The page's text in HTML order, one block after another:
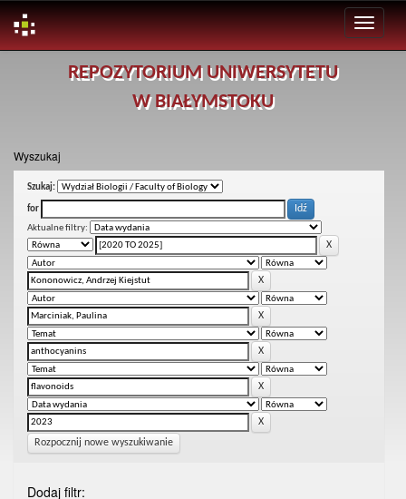
REPOZYTORIUM UNIWERSYTETU
W BIAŁYMSTOKU
Wyszukaj
Szukaj:
for
Aktualne filtry:
Rozpocznij nowe wyszukiwanie
Dodaj filtr: